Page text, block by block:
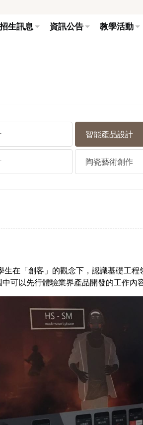
招生訊息 資訊公告 教學活動
智能產品設計
陶瓷藝術創作
在「創客」的觀念下，認識基礎工
可以先行體驗業界產品開發的工作內